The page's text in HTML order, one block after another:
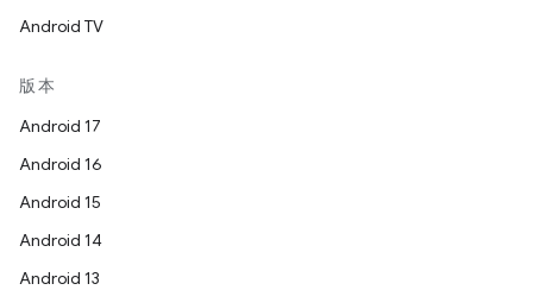
Android TV
版本
Android 17
Android 16
Android 15
Android 14
Android 13